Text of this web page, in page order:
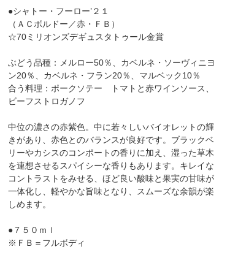
●シャトー・フーロー’２１
（ＡＣボルドー／赤・ＦＢ）
☆70ミリオンズデギュスタトゥール金賞
ぶどう品種：メルロー50％、カベルネ・ソーヴィニヨ
ン20％、カベルネ・フラン20％、マルベック10％
合う料理：ポークソテー トマトと赤ワインソース、
ビーフストロガノフ
中位の濃さの赤紫色。中に若々しいバイオレットの輝
きがあり、赤色とのバランスが良好です。ブラックベ
リーやカシスのコンポートの香りに加え、湿った草木
を連想させるスパイシーな香りもあります。キレイな
コントラストをみせる、ほど良い酸味と果実の甘味が
一体化し、軽やかな旨味となり、スムーズな余韻が楽
しめます。
●７５０ｍｌ
※ＦＢ＝フルボディ